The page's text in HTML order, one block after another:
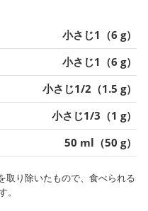
小さじ1（6 g）
小さじ1（6 g）
小さじ1/2（1.5 g）
小さじ1/3（1 g）
50 ml（50 g）
取り除いたもので、食べられる